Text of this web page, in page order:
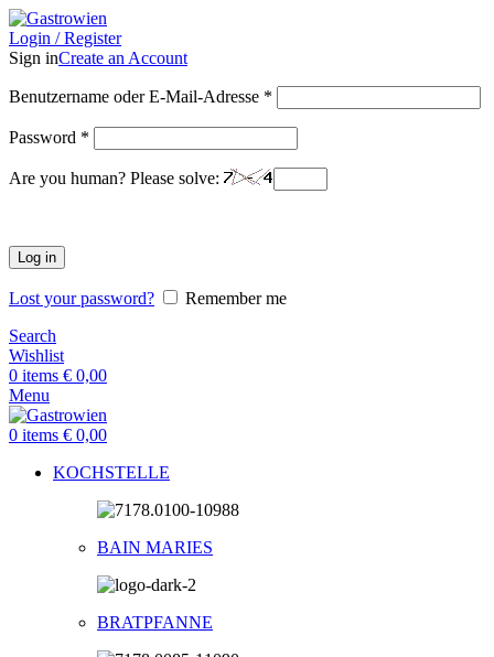
Login / Register
Sign inCreate an Account
Benutzername oder E-Mail-Adresse *
Password *
Are you human? Please solve:
Log in
Lost your password?
Remember me
Search
Wishlist
0 items € 0,00
Menu
0 items € 0,00
KOCHSTELLE
BAIN MARIES
BRATPFANNE